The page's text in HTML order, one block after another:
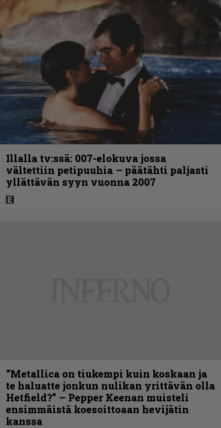
Illalla tv:ssä: 007-elokuva jossa
vältettiin petipuuhia – päätähti paljasti
yllättävän syyn vuonna 2007
”Metallica on tiukempi kuin koskaan ja
te haluatte jonkun nulikan yrittävän olla
Hetfield?” – Pepper Keenan muisteli
ensimmäistä koesoittoaan hevijätin
kanssa